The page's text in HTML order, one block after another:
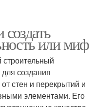
или миф
создания
стен и перекрытий и
элементами. Его